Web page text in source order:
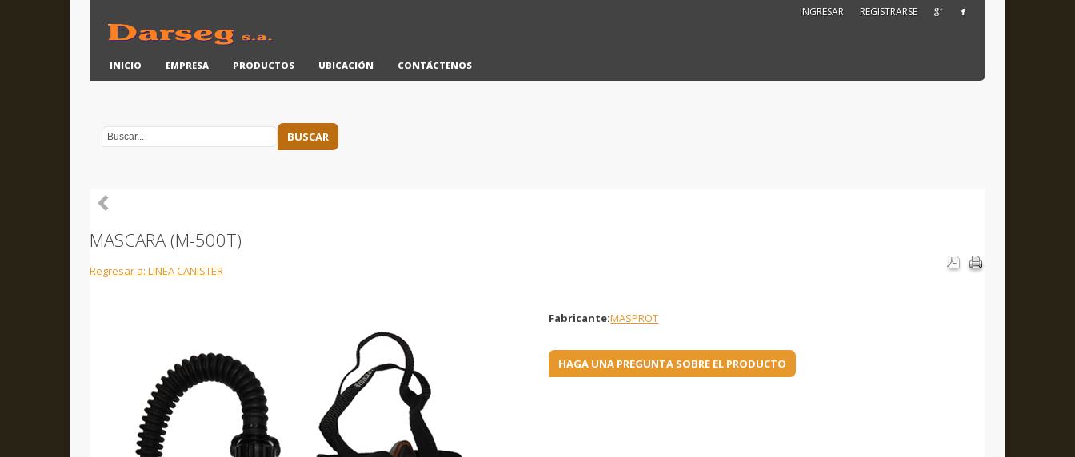
INGRESAR REGISTRARSE
INICIO EMPRESA PRODUCTOS UBICACIÓN CONTÁCTENOS
MASCARA (M-500T)
Regresar a: LINEA CANISTER
Fabricante:MASPROT
HAGA UNA PREGUNTA SOBRE EL PRODUCTO